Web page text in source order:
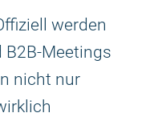
werden
Meetings
nicht nur